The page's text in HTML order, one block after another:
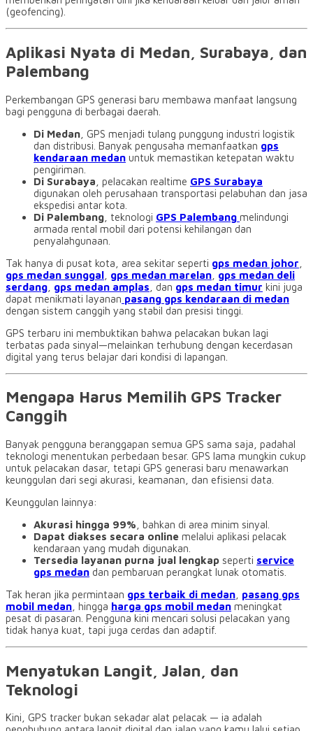
(geofencing).
Aplikasi Nyata di Medan, Surabaya, dan
Palembang
Perkembangan GPS generasi baru membawa manfaat langsung
bagi pengguna di berbagai daerah.
Di Medan , GPS menjadi tulang punggung industri logistik
dan distribusi. Banyak pengusaha memanfaatkan gps
kendaraan medan untuk memastikan ketepatan waktu
pengiriman.
Di Surabaya , pelacakan realtime GPS Surabaya
digunakan oleh perusahaan transportasi pelabuhan dan jasa
ekspedisi antar kota.
Di Palembang , teknologi GPS Palembang melindungi
armada rental mobil dari potensi kehilangan dan
penyalahgunaan.
Tak hanya di pusat kota, area sekitar seperti gps medan johor
gps medan sunggal gps medan marelan gps medan deli
serdang gps medan amplas , dan gps medan timur kini juga
dapat menikmati layanan pasang gps kendaraan di medan
dengan sistem canggih yang stabil dan presisi tinggi.
GPS terbaru ini membuktikan bahwa pelacakan bukan lagi
terbatas pada sinyal—melainkan terhubung dengan kecerdasan
digital yang terus belajar dari kondisi di lapangan.
Mengapa Harus Memilih GPS Tracker
Canggih
Banyak pengguna beranggapan semua GPS sama saja, padahal
teknologi menentukan perbedaan besar. GPS lama mungkin cukup
untuk pelacakan dasar, tetapi GPS generasi baru menawarkan
keunggulan dari segi akurasi, keamanan, dan efisiensi data.
Keunggulan lainnya:
Akurasi hingga 99% , bahkan di area minim sinyal.
Dapat diakses secara online melalui aplikasi pelacak
kendaraan yang mudah digunakan.
Tersedia layanan purna jual lengkap seperti service
gps medan dan pembaruan perangkat lunak otomatis.
Tak heran jika permintaan gps terbaik di medan pasang gps
mobil medan , hingga harga gps mobil medan meningkat
pesat di pasaran. Pengguna kini mencari solusi pelacakan yang
tidak hanya kuat, tapi juga cerdas dan adaptif.
Menyatukan Langit, Jalan, dan
Teknologi
Kini, GPS tracker bukan sekadar alat pelacak — ia adalah